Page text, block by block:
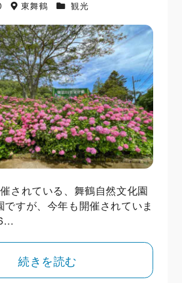
東舞鶴 観光
されている、舞鶴自然文化園
ですが、今年も開催されていま
続きを読む